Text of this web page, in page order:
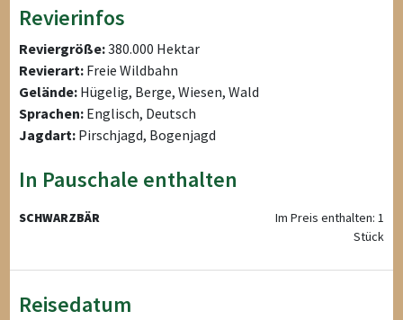
Revierinfos
Reviergröße:380.000 Hektar
Revierart: Freie Wildbahn
Gelände: Hügelig, Berge, Wiesen, Wald
Sprachen: Englisch, Deutsch
Jagdart: Pirschjagd, Bogenjagd
In Pauschale enthalten
SCHWARZBÄR
Im Preis enthalten: 1
Stück
Reisedatum